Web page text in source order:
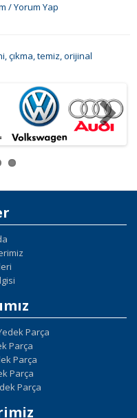
/Yorum Yap
,çıkma,temiz,orijinal
Parça
Parça
Parça
Parça
Parça